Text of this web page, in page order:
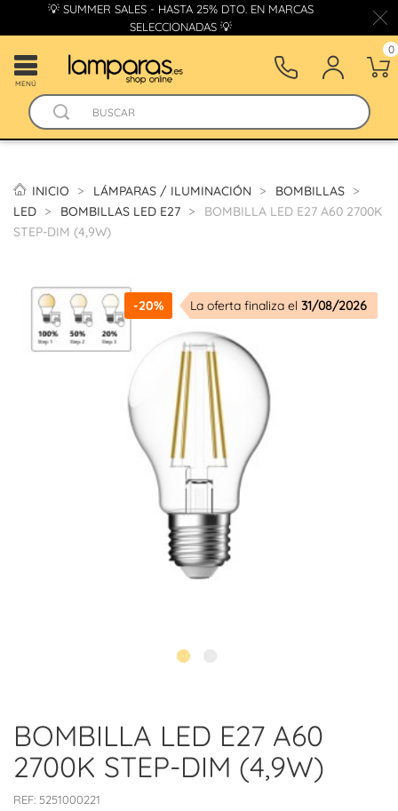
💡 SUMMER SALES - HASTA 25% DTO. EN MARCAS
SELECCIONADAS 💡
MENÚ
0
INICIO LÁMPARAS / ILUMINACIÓN
BOMBILLAS
LED
BOMBILLAS LED E27
BOMBILLA LED E27 A60 2700K
STEP-DIM (4,9W)
-20% La oferta finaliza el 31/08/2026
BOMBILLA LED E27 A60
2700K STEP-DIM (4,9W)
REF: 5251000221